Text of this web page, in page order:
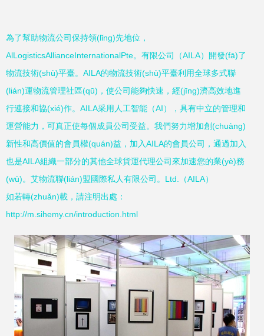
為了幫助物流公司保持領(lǐng)先地位，
AlLogisticsAllianceInternationalPte。有限公司（AILA）開發(fā)了
物流技術(shù)平臺。AILA的物流技術(shù)平臺利用全球多式聯
(lián)運物流管理社區(qū)，使公司能夠快速，經(jīng)濟高效地進
行連接和協(xié)作。AILA采用人工智能（AI），具有中立的管理和
運營能力，可真正使每個成員公司受益。我們努力增加創(chuàng)
新性和高價值的會員權(quán)益，加入AILA的會員公司，通過加入
也是AILA組織一部分的其他全球貨運代理公司來加速您的業(yè)務
(wù)。艾物流聯(lián)盟國際私人有限公司。Ltd.（AILA）
如若轉(zhuǎn)載，請注明出處：
http://m.sihemy.cn/introduction.html